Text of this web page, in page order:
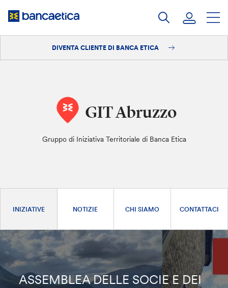
DIVENTA CLIENTE DI BANCA ETICA
GIT Abruzzo
Gruppo di Iniziativa Territoriale di Banca Etica
INIZIATIVE NOTIZIE CHI SIAMO CONTATTACI
ASSEMBLEA DELLE SOCIE E DEI